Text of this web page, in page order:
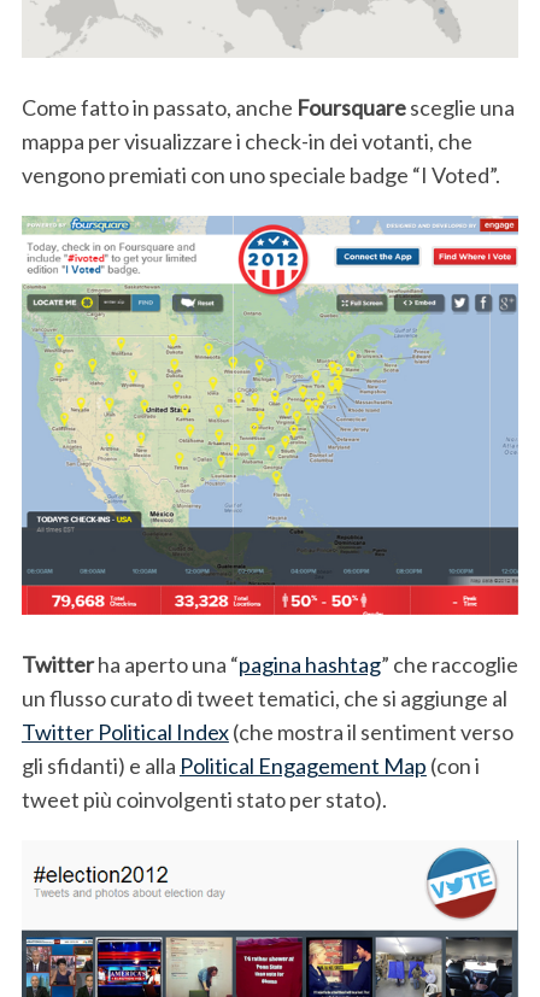
Come fatto in passato, anche Foursquaresceglie una
mappa per visualizzare i check-in dei votanti, che
vengono premiati con uno speciale badge “I Voted”.
Twitterha aperto una “pagina hashtag” che raccoglie
un flusso curato di tweet tematici, che si aggiunge al
Twitter Political Index(che mostra il sentiment verso
gli sfidanti) e alla Political Engagement Map (con i
tweet più coinvolgenti stato per stato).
a
r
c
o
r
: